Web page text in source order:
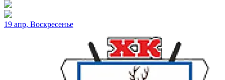
19 апр, Воскресенье